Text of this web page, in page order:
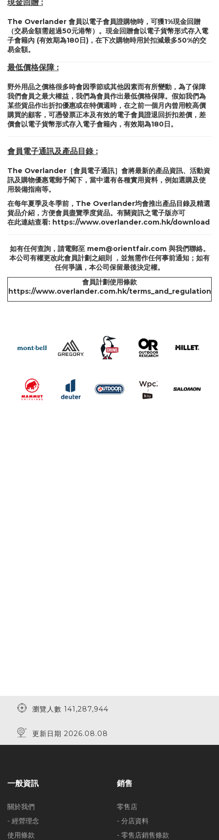
現金回贈 :
The Overlander 會員以電子會員證購物時，可獲1%現金回贈
（交易金額需超過50元港幣）。現金回贈會以電子貨幣形式存入電
子會籍內 (有效期為180日)，在下次購物時用於扣減最多50%的交
易金額。
最低價格保障 :
野外用品之價格很多時會因季節或其他因素而有所變動，為了保障
我們會員之最大權益，我們為會員作出最低價格保障。假如我們為
某些貨品作出折扣優惠或在特價週時，在之前一個月內曾用較高價
購買的顧客，可憑發票正本及有效的電子會員證退回折扣差價，差
價會以電子貨幣形式存入電子會籍內，有效期為180日。
會員電子通訊及產品目錄 :
The Overlander［會員電子通訊］會將最新的產品資訊、活動資
訊及購物優惠電郵予閣下，當中還有各種實用資料，例如選購及使
用裝備指南等。
在每年夏季及冬季前，The Overlander均會推出產品目錄及精選
貨品介紹，方便會員盡覽季度貨品。有關資訊之電子版亦可
在此連結查看: https://www.overlander.com.hk/download
如有任何查詢，請電郵至 mem@orientfair.com與我們聯絡。
本公司有權更改此會員計劃之細則 ，並無需作任何事前通知；如有
任何爭議，本公司保留最後決定權。
會員計劃使用條款
https://www.overlander.com.hk/terms_and_regulation
瀏覽人數 141,287,944
更新日期 2026.08.08
一般資訊
關於我們
- 經營理念
使用條款
銷售
零售店
- 分店資料
- 零售店銷售條款